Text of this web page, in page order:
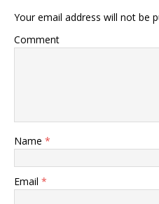
Your email address will not be
Comment
Name *
Email *